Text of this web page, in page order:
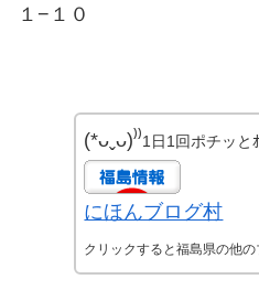
１−１０
(*ᴗˬᴗ)⁾⁾1日1回ポチッと
にほんブログ村
クリックすると福島県の他